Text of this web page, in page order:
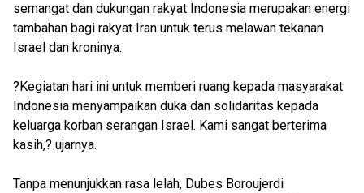
semangat dan dukungan rakyat Indonesia merupakan energi
tambahan bagi rakyat Iran untuk terus melawan tekanan
Israel dan kroninya.
?Kegiatan hari ini untuk memberi ruang kepada masyarakat
Indonesia menyampaikan duka dan solidaritas kepada
keluarga korban serangan Israel. Kami sangat berterima
kasih,? ujarnya.
Tanpa menunjukkan rasa lelah, Dubes Boroujerdi